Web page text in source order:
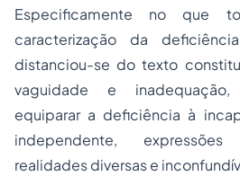
Especificamente no que
caracterização da
distanciou-se do texto
vaguidade e
equiparar a deficiência à
independente,
realidades diversas e